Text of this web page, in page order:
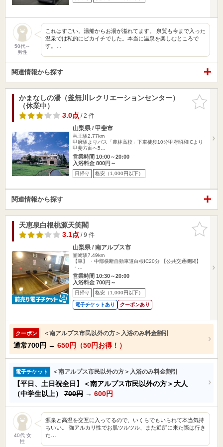
50代～
男性
これはすごい。湯船からお湯が溢れてます。 泉質も今まで入った
温泉では私的にピカイチでした。本当に温泉を楽しむところで
す。…
関連情報から探す
お気に入
りに追加
かまなしの湯（釜無川レクリエーションセンター）
（休業中）
3.0点/ 2 件
山梨県 / 甲斐市
竜王駅2.77km
甲府駅よりバス「農林高校」下車徒歩10分甲府昭和ICより
甲斐方面へ5…
営業時間 10:00～20:00
入浴料金 800円～
日帰り 格安（1,000円以下）
関連情報から探す
お気に入
りに追加
天恵泉白根桃源天笑閣
3.1点/ 9 件
山梨県 / 南アルプス市
韮崎駅7.49km
【車】 ・中部横断自動車道白根IC20分 【公共交通機関】
・…
営業時間 10:30～20:00
入浴料金 700円～
日帰り 格安（1,000円以下）
電子チケットあり クーポンあり
クーポン ＜南アルプス市民以外の方＞入浴のみ料金割引
通常700円 → 650円（50円お得！）
電子チケット ＜南アルプス市民以外の方＞入浴のみ料金割引
【平日、土日祝全日】＜南アルプス市民以外の方＞大人
（中学生以上） 700円 → 600円
40代 女
性
源泉と高温を交互に入ってるので、いくらでもいられて本当気持
ちいい。 強アルカリ性でお肌ツルツル、また近所に来た際は行き
た…